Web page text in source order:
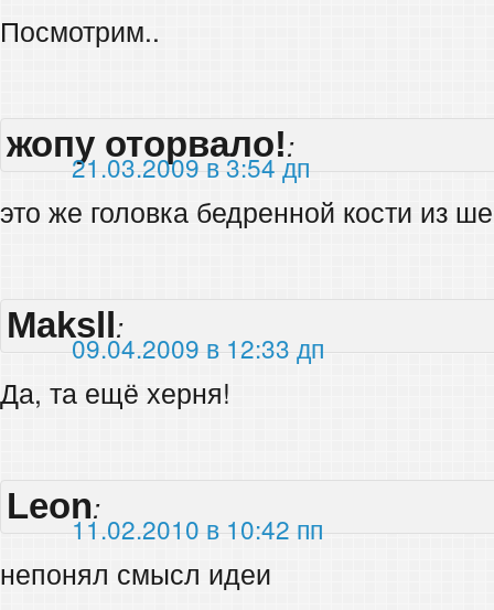
Посмотрим..
жопу оторвало!:
21.03.2009 в 3:54 дп
это же головка бедренной кости из
Maksll:
09.04.2009 в 12:33 дп
Да, та ещё херня!
Leon:
11.02.2010 в 10:42 пп
непонял смысл идеи